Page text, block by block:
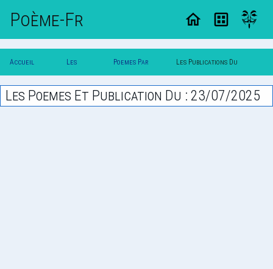
Poème-Fr
Accueil
Poesie
Les
Poesies
Poemes Par Les Publications Du
23/07/2025
Les Poemes Et Publication Du : 23/07/2025